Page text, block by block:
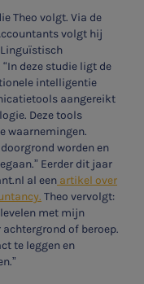
Theo volgt. Via de
volgt hij
deze studie ligt de
intelligentie
aangereikt
Deze tools
waarnemingen.
worden en
Eerder dit jaar
al een artikel over
Theo vervolgt:
met mijn
of beroep.
te leggen en